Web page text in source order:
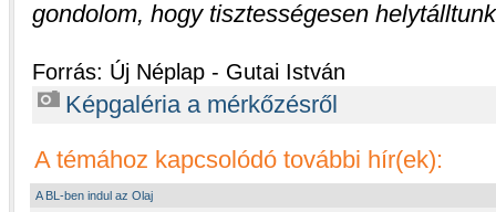
gondolom, hogy tisztességesen
Forrás: Új Néplap - Gutai István
Képgaléria a mérkőzésről
A témához kapcsolódó további hír(ek):
A BL-ben indul az Olaj